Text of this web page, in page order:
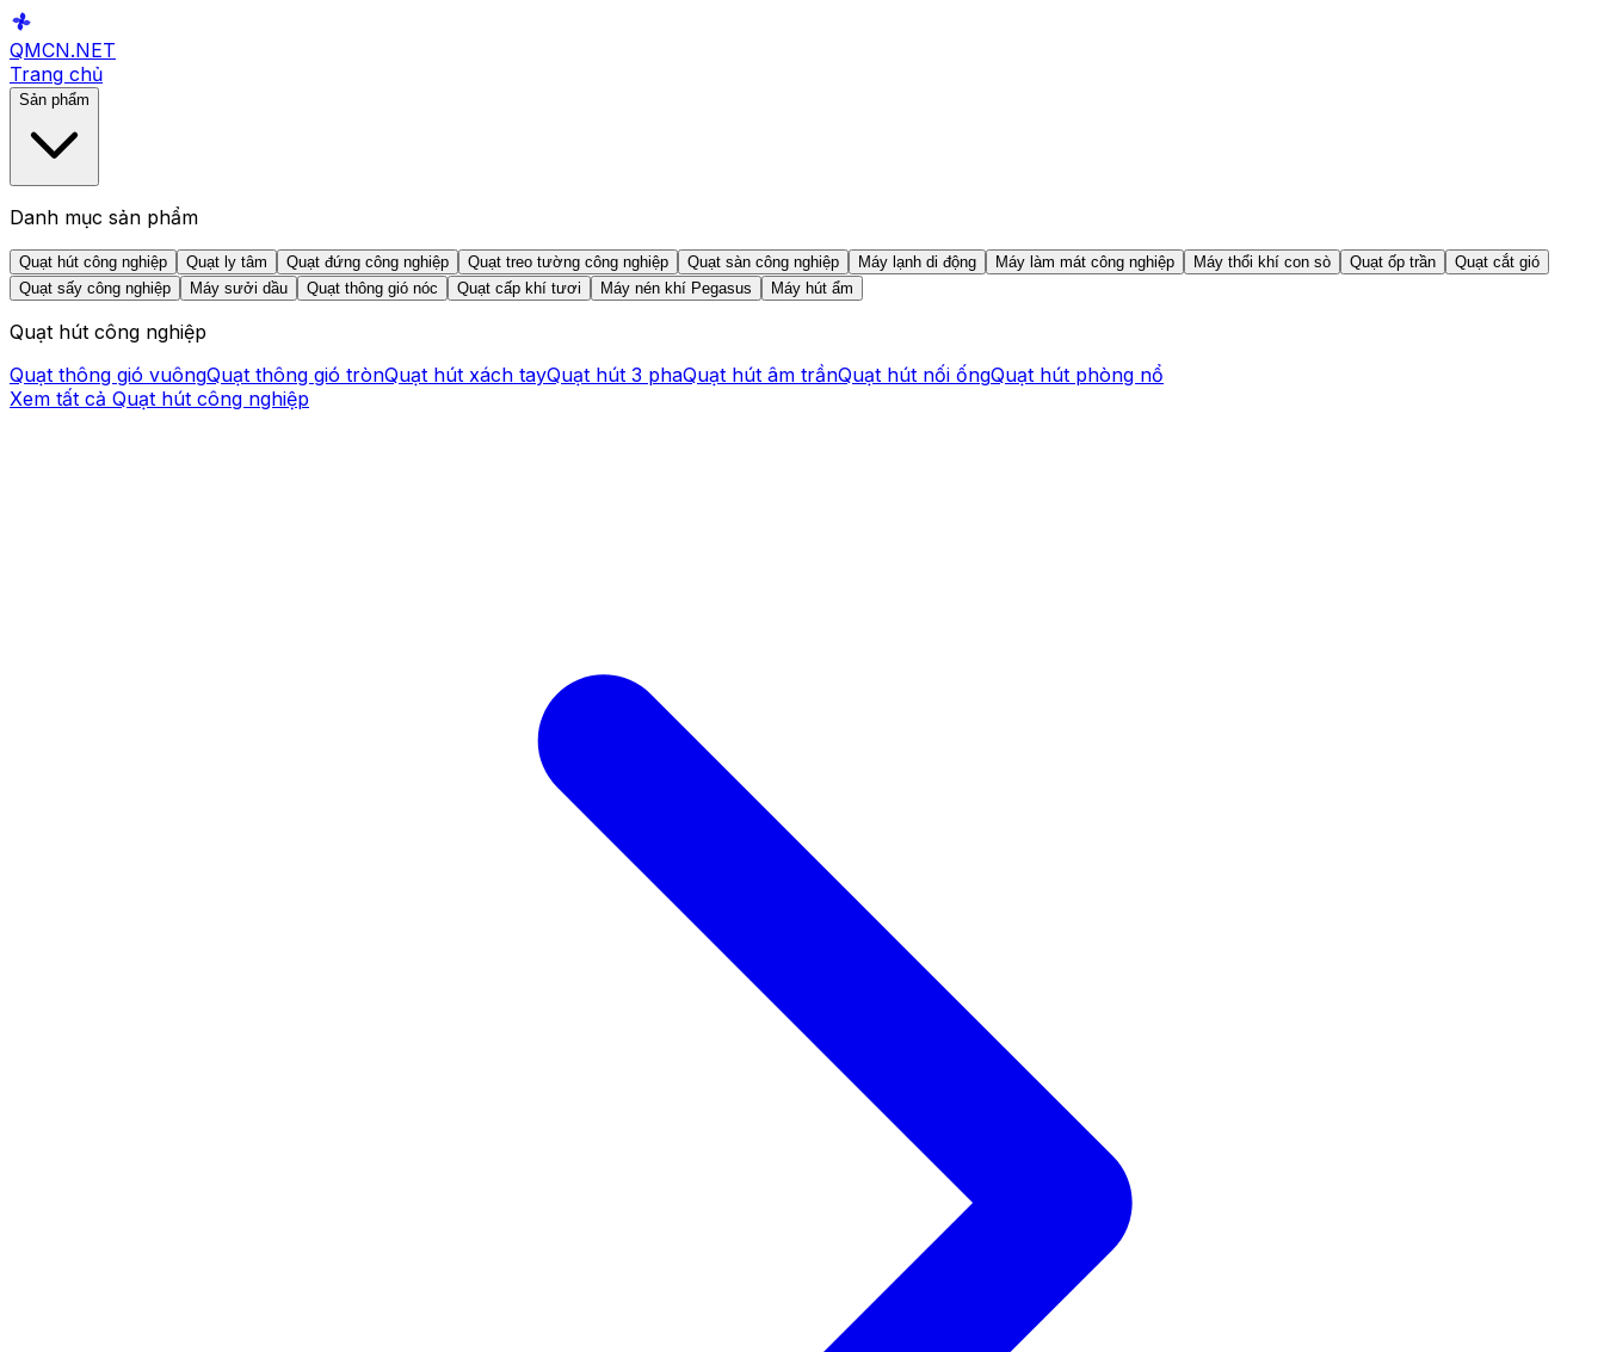
QMCN.NET
Trang chủ
Sản phẩm
Danh mục sản phẩm
Quạt hút công nghiệp Quạt ly tâm Quạt đứng công nghiệp Quạt treo tường công nghiệp Quạt sàn công nghiệp Máy lạnh di động Máy làm mát công nghiệp Máy thổi khí con sò Quạt ốp trần
Quạt cắt gió
Quạt sấy công nghiệp
Máy sưởi dầu Quạt thông gió nóc Quạt cấp khí tươi Máy nén khí Pegasus Máy hút ẩm
Quạt hút công nghiệp
Quạt thông gió vuôngQuạt thông gió trònQuạt hút xách tayQuạt hút 3 phaQuạt hút âm trầnQuạt hút nối ốngQuạt hút phòng nổ
Xem tất cả Quạt hút công nghiệp